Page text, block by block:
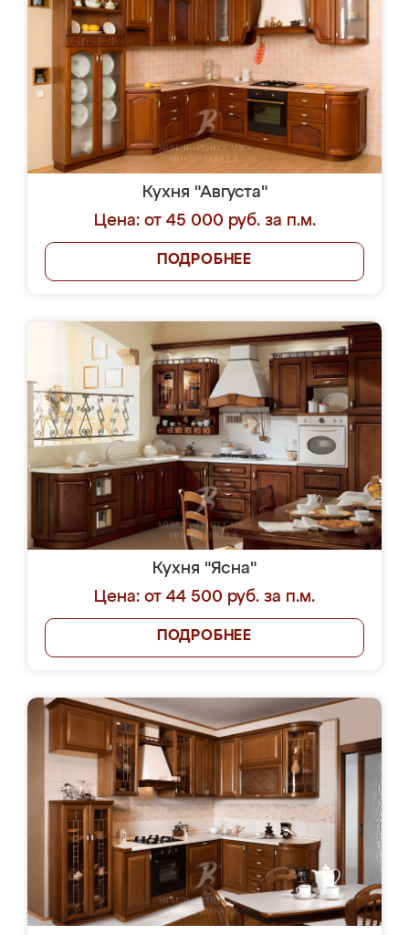
Кухня "Августа"
Цена: от 45 000 руб. за п.м.
ПОДРОБНЕЕ
Кухня "Ясна"
Цена: от 44 500 руб. за п.м.
ПОДРОБНЕЕ